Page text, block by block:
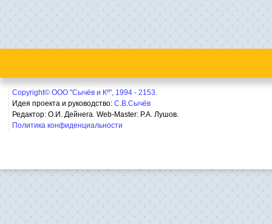
Copyright© ООО "Сычёв и Кº", 1994 - 2153.
Идея проекта и руководство: С.В.Сычёв
Редактор: О.И. Дейнега. Web-Master: Р.А. Лушов.
Политика конфиденциальности